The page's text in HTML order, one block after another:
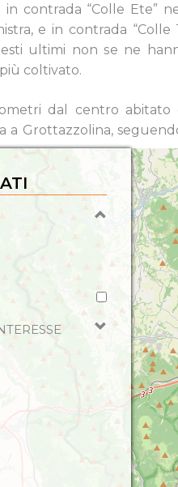
in contrada “Colle Ete”
e in contrada “Colle
ultimi non se ne
coltivato.
dal centro abitato
a Grottazzolina,